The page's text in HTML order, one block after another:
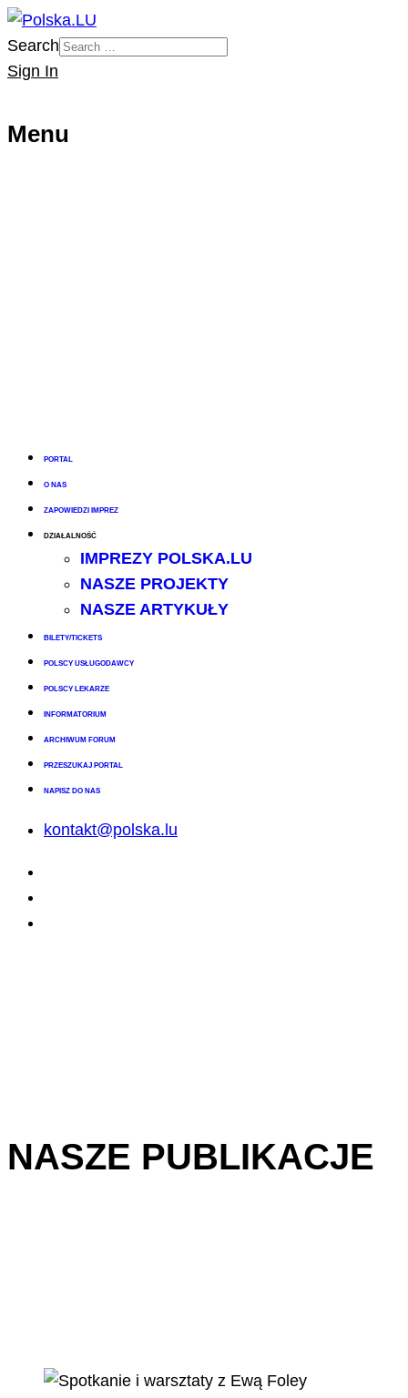
Search
Sign In
Menu
PORTAL
O NAS
ZAPOWIEDZI IMPREZ
DZIAŁALNOŚĆ
IMPREZY POLSKA.LU
NASZE PROJEKTY
NASZE ARTYKUŁY
BILETY/TICKETS
POLSCY USŁUGODAWCY
POLSCY LEKARZE
INFORMATORIUM
ARCHIWUM FORUM
PRZESZUKAJ PORTAL
NAPISZ DO NAS
kontakt@polska.lu
NASZE PUBLIKACJE